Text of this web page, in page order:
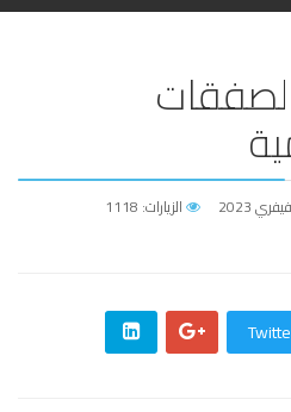
الزيارات: 1118